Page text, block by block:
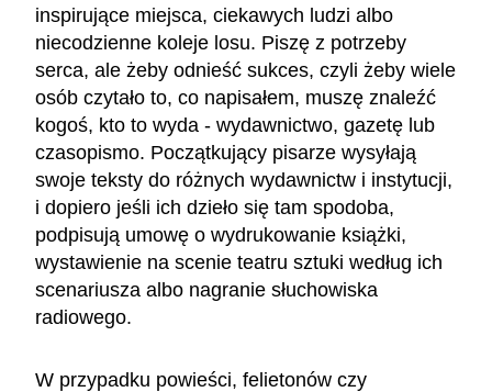
inspirujące miejsca, ciekawych ludzi albo
niecodzienne koleje losu. Piszę z potrzeby
serca, ale żeby odnieść sukces, czyli żeby wiele
osób czytało to, co napisałem, muszę znaleźć
kogoś, kto to wyda - wydawnictwo, gazetę lub
czasopismo. Początkujący pisarze wysyłają
swoje teksty do różnych wydawnictw i instytucji,
i dopiero jeśli ich dzieło się tam spodoba,
podpisują umowę o wydrukowanie książki,
wystawienie na scenie teatru sztuki według ich
scenariusza albo nagranie słuchowiska
radiowego.
W przypadku powieści, felietonów czy